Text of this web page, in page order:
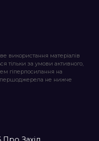
використання матеріалів
тільки за умови активного,
гіперпосилання на
першоджерела не нижче